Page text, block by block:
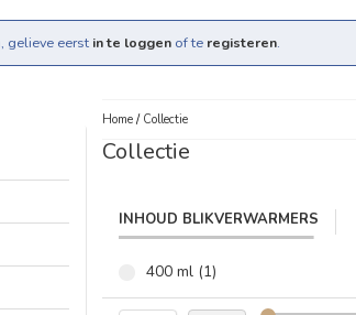
gelieve eerst in te loggen of te registeren.
Home/ Collectie
Collectie
INHOUD BLIKVERWARMERS
400 ml (1)